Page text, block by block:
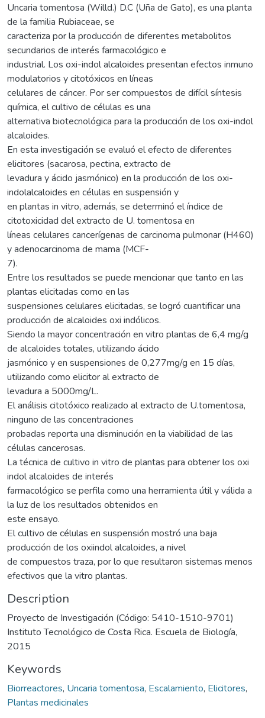
Uncaria tomentosa (Willd.) D.C (Uña de Gato), es una planta
de la familia Rubiaceae, se
caracteriza por la producción de diferentes metabolitos
secundarios de interés farmacológico e
industrial. Los oxi-indol alcaloides presentan efectos inmuno
modulatorios y citotóxicos en líneas
celulares de cáncer. Por ser compuestos de difícil síntesis
química, el cultivo de células es una
alternativa biotecnológica para la producción de los oxi-indol
alcaloides.
En esta investigación se evaluó el efecto de diferentes
elicitores (sacarosa, pectina, extracto de
levadura y ácido jasmónico) en la producción de los oxi-
indolalcaloides en células en suspensión y
en plantas in vitro, además, se determinó el índice de
citotoxicidad del extracto de U. tomentosa en
líneas celulares cancerígenas de carcinoma pulmonar (H460)
y adenocarcinoma de mama (MCF-
7).
Entre los resultados se puede mencionar que tanto en las
plantas elicitadas como en las
suspensiones celulares elicitadas, se logró cuantificar una
producción de alcaloides oxi indólicos.
Siendo la mayor concentración en vitro plantas de 6,4 mg/g
de alcaloides totales, utilizando ácido
jasmónico y en suspensiones de 0,277mg/g en 15 días,
utilizando como elicitor al extracto de
levadura a 5000mg/L.
El análisis citotóxico realizado al extracto de U.tomentosa,
ninguno de las concentraciones
probadas reporta una disminución en la viabilidad de las
células cancerosas.
La técnica de cultivo in vitro de plantas para obtener los oxi
indol alcaloides de interés
farmacológico se perfila como una herramienta útil y válida a
la luz de los resultados obtenidos en
este ensayo.
El cultivo de células en suspensión mostró una baja
producción de los oxiindol alcaloides, a nivel
de compuestos traza, por lo que resultaron sistemas menos
efectivos que la vitro plantas.
Description
Proyecto de Investigación (Código: 5410-1510-9701)
Instituto Tecnológico de Costa Rica. Escuela de Biología,
2015
Keywords
Biorreactores, Uncaria tomentosa, Escalamiento, Elicitores,
Plantas medicinales